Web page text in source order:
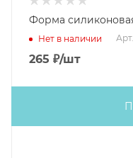
Форма
Нет в наличии
265 ₽/шт